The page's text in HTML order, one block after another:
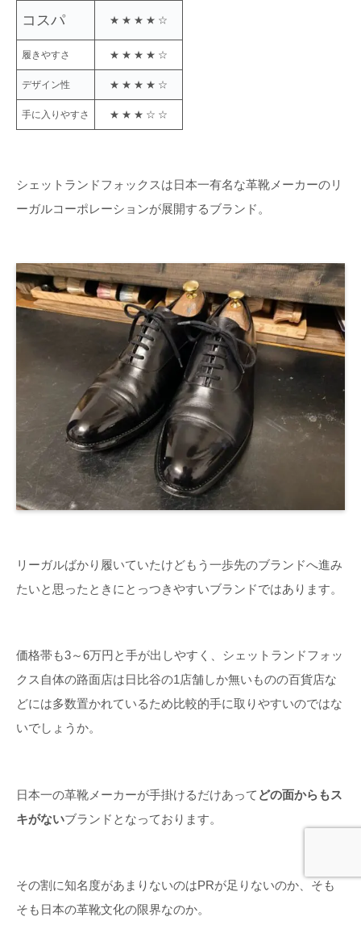
コスパ ★ ★ ★ ★ ☆
履きやすさ ★ ★ ★ ★ ☆
デザイン性 ★ ★ ★ ★ ☆
手に入りやすさ ★ ★ ★ ☆ ☆
シェットランドフォックスは日本一有名な革靴メーカーのリ
ーガルコーポレーションが展開するブランド。
リーガルばかり履いていたけどもう一歩先のブランドへ進み
たいと思ったときにとっつきやすいブランドではあります。
価格帯も3～6万円と手が出しやすく、シェットランドフォッ
クス自体の路面店は日比谷の1店舗しか無いものの百貨店な
どには多数置かれているため比較的手に取りやすいのではな
いでしょうか。
日本一の革靴メーカーが手掛けるだけあって どの面からもス
キがないブランドとなっております。
その割に知名度があまりないのはPRが足りないのか、そも
そも日本の革靴文化の限界なのか。